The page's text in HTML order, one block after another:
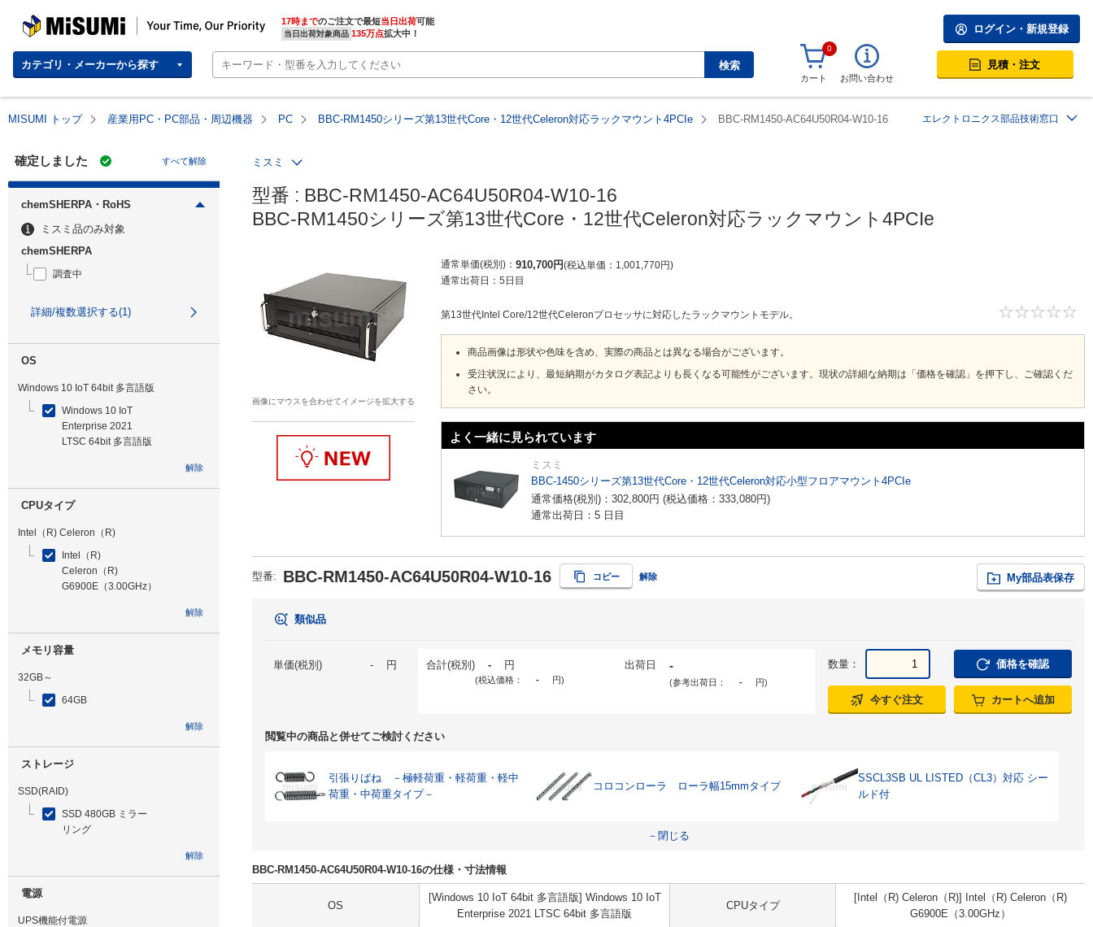
MISUMI | Your Time, Our Priority 17時までのご注文で最短当日出荷
当日出荷対象商品 135万点拡大中！
カテゴリ・メーカーから探す 検索
ログイン・新規登録
0
カート お問い合わせ
見積・注文
MISUMI トップ 産業用PC・PC部品・周辺機器 PC BBC-RM1450シリーズ第13世代Core・12世代Celeron対応ラックマウント4PCIe BBC-RM1450-AC64U50R04-W10-16 エレクトロニクス部品技術窓口
確定しました すべて解除
chemSHERPA・RoHS
ミスミ品のみ対象
chemSHERPA
調査中
詳細/複数選択する(1)
OS
Windows 10 IoT 64bit 多言語版
Windows 10 IoT
Enterprise 2021
LTSC 64bit 多言語版
解除
CPUタイプ
Intel（R) Celeron（R)
Intel（R)
Celeron（R)
G6900E（3.00GHz）
解除
メモリ容量
32GB～
64GB
解除
ストレージ
SSD(RAID)
SSD 480GB ミラー
リング
解除
電源
UPS機能付電源
ミスミ
型番 : BBC-RM1450-AC64U50R04-W10-16
BBC-RM1450シリーズ第13世代Core・12世代Celeron対応ラックマウント4PCIe
画像にマウスを合わせてイメージを拡大する
通常単価(税別) 910,700円 税込単価 1,001,770円
通常出荷日： 5日目
第13世代Intel Core/12世代Celeronプロセッサに対応したラックマウントモデル。
商品画像は形状や色味を含め、実際の商品とは異なる場合がございます。
受注状況により、最短納期がカタログ表記よりも長くなる可能性がございます。現状の詳細な納期は「価格を確認」を押下し、ご確認くだ
さい。
よく一緒に見られています
ミスミ
BBC-1450シリーズ第13世代Core・12世代Celeron対応小型フロアマウント4PCIe
通常価格(税別)： 302,800円 (税込価格： 333,080円)
通常出荷日：5 日目
型番: BBC-RM1450-AC64U50R04-W10-16 コピー 解除 My部品表保存
類似品
単価(税別) - 円 合計(税別) - 円
(税込価格： - 円)
出荷日 -
(参考出荷日： - 円)
数量： 価格を確認
今すぐ注文 カートへ追加
閲覧中の商品と併せてご検討ください
引張りばね －極軽荷重・軽荷重・軽中
荷重・中荷重タイプ－
コロコンローラ ローラ幅15mmタイプ
SSCL3SB UL LISTED（CL3）対応 シー
ルド付
－閉じる
BBC-RM1450-AC64U50R04-W10-16の仕様・寸法情報
OS
[Windows 10 IoT 64bit 多言語版] Windows 10 IoT
Enterprise 2021 LTSC 64bit 多言語版
CPUタイプ
[Intel（R) Celeron（R)] Intel（R) Celeron（R)
G6900E（3.00GHz）